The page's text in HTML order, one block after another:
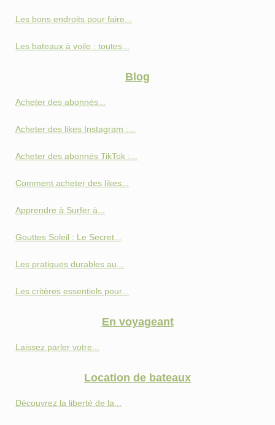
Les bons endroits pour faire...
Les bateaux à voile : toutes...
Blog
Acheter des abonnés...
Acheter des likes Instagram :...
Acheter des abonnés TikTok :...
Comment acheter des likes...
Apprendre à Surfer à...
Gouttes Soleil : Le Secret...
Les pratiques durables au...
Les critères essentiels pour...
En voyageant
Laissez parler votre...
Location de bateaux
Découvrez la liberté de la...